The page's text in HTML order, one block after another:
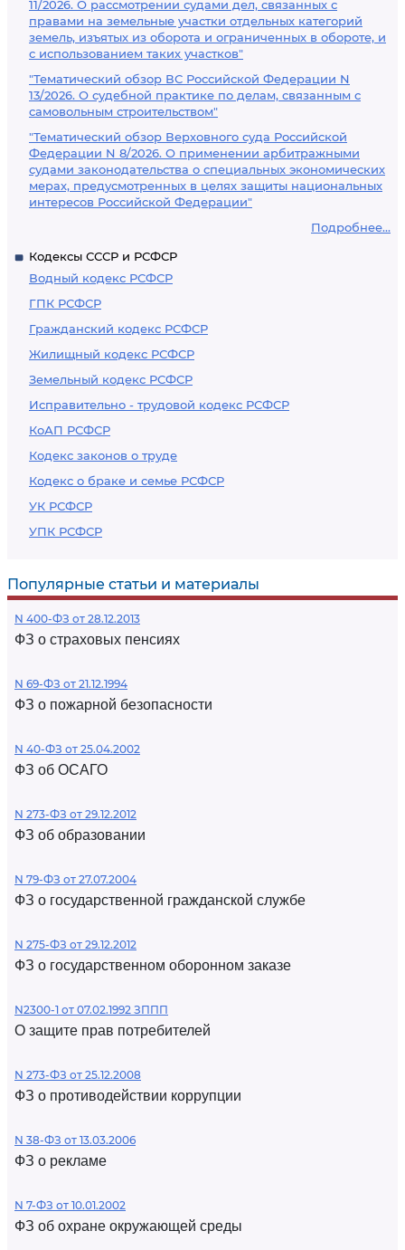
11/2026. О рассмотрении судами дел, связанных с
правами на земельные участки отдельных категорий
земель, изъятых из оборота и ограниченных в обороте, и
с использованием таких участков"
"Тематический обзор ВС Российской Федерации N
13/2026. О судебной практике по делам, связанным с
самовольным строительством"
"Тематический обзор Верховного суда Российской
Федерации N 8/2026. О применении арбитражными
судами законодательства о специальных экономических
мерах, предусмотренных в целях защиты национальных
интересов Российской Федерации"
Подробнее...
Кодексы СССР и РСФСР
Водный кодекс РСФСР
ГПК РСФСР
Гражданский кодекс РСФСР
Жилищный кодекс РСФСР
Земельный кодекс РСФСР
Исправительно - трудовой кодекс РСФСР
КоАП РСФСР
Кодекс законов о труде
Кодекс о браке и семье РСФСР
УК РСФСР
УПК РСФСР
Популярные статьи и материалы
N 400-ФЗ от 28.12.2013
ФЗ о страховых пенсиях
N 69-ФЗ от 21.12.1994
ФЗ о пожарной безопасности
N 40-ФЗ от 25.04.2002
ФЗ об ОСАГО
N 273-ФЗ от 29.12.2012
ФЗ об образовании
N 79-ФЗ от 27.07.2004
ФЗ о государственной гражданской службе
N 275-ФЗ от 29.12.2012
ФЗ о государственном оборонном заказе
N2300-1 от 07.02.1992 ЗППП
О защите прав потребителей
N 273-ФЗ от 25.12.2008
ФЗ о противодействии коррупции
N 38-ФЗ от 13.03.2006
ФЗ о рекламе
N 7-ФЗ от 10.01.2002
ФЗ об охране окружающей среды